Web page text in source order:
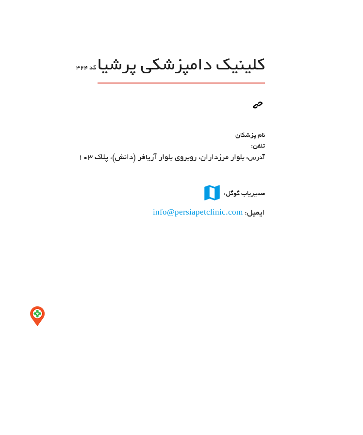
کلینیک دامپزشکی پرشیا کد 324
نام پزشکان
تلفن:
آدرس: بلوار مرزداران، روبروی بلوار آریافر (دانش)، پلاک 103
مسیریاب گوگل: map
ایمیل: info@persiapetclinic.com